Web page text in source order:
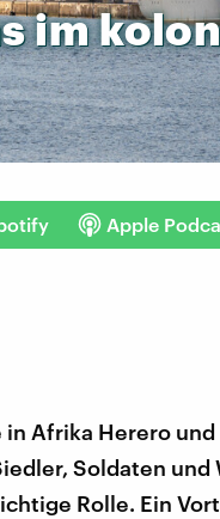
im
Apple
Afrika Herero und
Soldaten und
Rolle. Ein